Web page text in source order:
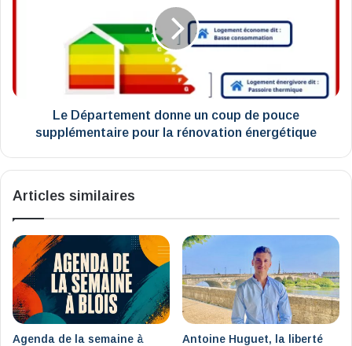
pour
rénovation
Le Département donne un coup de pouce
supplémentaire pour la rénovation énergétique
Articles similaires
Agenda de la semaine à
Antoine Huguet, la liberté